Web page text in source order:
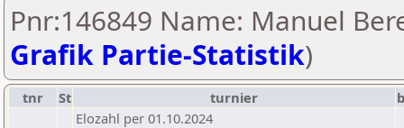
Pnr:146849 Name: Manuel
Grafik Partie-Statistik)
tnr St turnier
Elozahl per 01.10.2024